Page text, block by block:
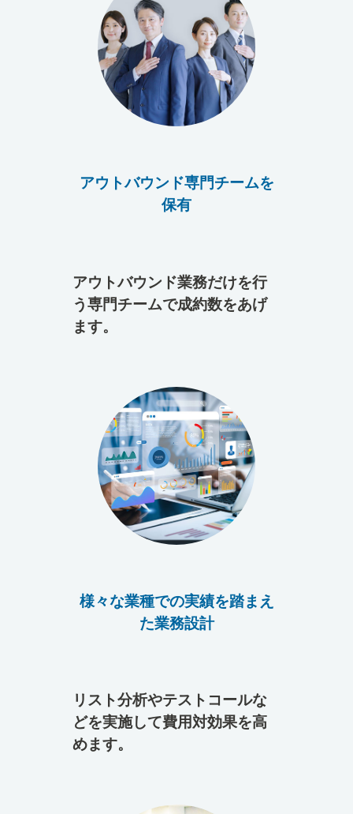
アウトバウンド専門チームを
保有
アウトバウンド業務だけを行
う専門チームで成約数をあげ
ます。
様々な業種での実績を踏まえ
た業務設計
リスト分析やテストコールな
どを実施して費用対効果を高
めます。